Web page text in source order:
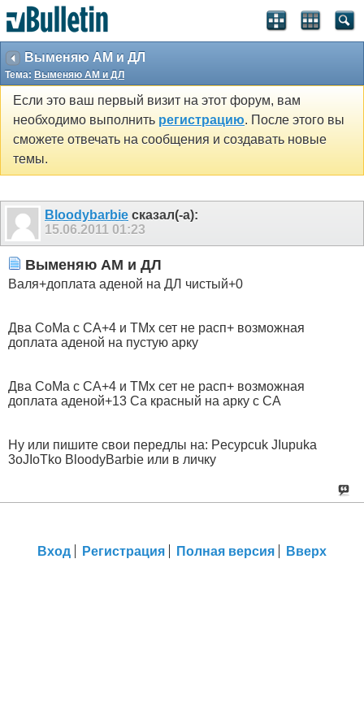
Выменяю АМ и ДЛ
Тема: Выменяю АМ и ДЛ
Если это ваш первый визит на этот форум, вам
необходимо выполнить регистрацию. После этого вы
сможете отвечать на сообщения и создавать новые
темы.
Bloodybarbie сказал(-а):
15.06.2011 01:23
Выменяю АМ и ДЛ
Валя+доплата аденой на ДЛ чистый+0
Два СоМа с СА+4 и ТМх сет не расп+ возможная
доплата аденой на пустую арку
Два СоМа с СА+4 и ТМх сет не расп+ возможная
доплата аденой+13 Са красный на арку с СА
Ну или пишите свои передлы на: Pecypcuk JIupuka
3oJIoTko BloodyBarbie или в личку
Вход Регистрация Полная версия Вверх